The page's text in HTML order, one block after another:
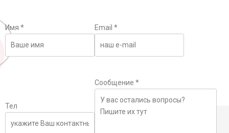
Имя * Email *
Тел
Сообщение *